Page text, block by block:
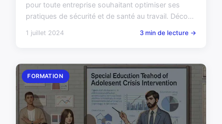
pour toute entreprise souhaitant optimiser ses
pratiques de sécurité et de santé au travail. Déco...
1 juillet 2024 3 min de lecture →
FORMATION